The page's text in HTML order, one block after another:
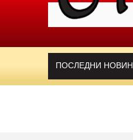
ПОСЛЕДНИ
СЗО и УНИЦЕФ: Едва 43% от